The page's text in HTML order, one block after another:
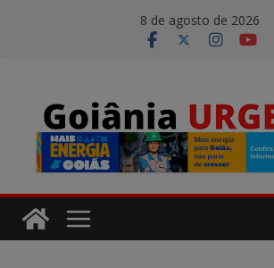
8 de agosto de 2026
modal-check